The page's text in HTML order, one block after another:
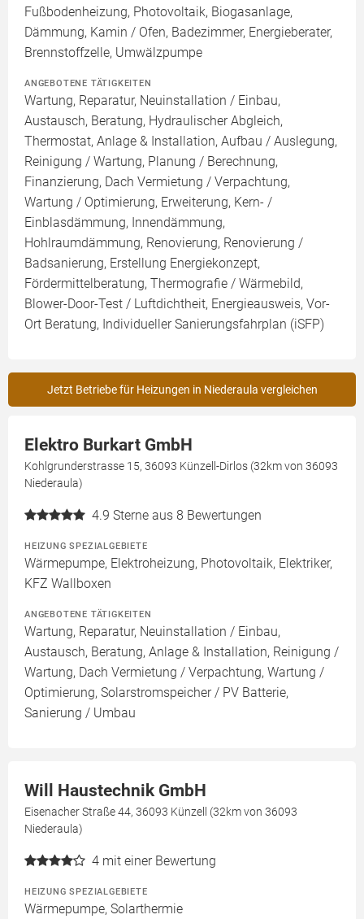
Fußbodenheizung, Photovoltaik, Biogasanlage,
Dämmung, Kamin / Ofen, Badezimmer, Energieberater,
Brennstoffzelle, Umwälzpumpe
ANGEBOTENE TÄTIGKEITEN
Wartung, Reparatur, Neuinstallation / Einbau,
Austausch, Beratung, Hydraulischer Abgleich,
Thermostat, Anlage & Installation, Aufbau / Auslegung,
Reinigung / Wartung, Planung / Berechnung,
Finanzierung, Dach Vermietung / Verpachtung,
Wartung / Optimierung, Erweiterung, Kern- /
Einblasdämmung, Innendämmung,
Hohlraumdämmung, Renovierung, Renovierung /
Badsanierung, Erstellung Energiekonzept,
Fördermittelberatung, Thermografie / Wärmebild,
Blower-Door-Test / Luftdichtheit, Energieausweis, Vor-
Ort Beratung, Individueller Sanierungsfahrplan (iSFP)
Jetzt Betriebe für Heizungen in Niederaula vergleichen
Elektro Burkart GmbH
Kohlgrunderstrasse 15, 36093 Künzell-Dirlos (32km von 36093
Niederaula)
4.9 Sterne aus 8 Bewertungen
HEIZUNG SPEZIALGEBIETE
Wärmepumpe, Elektroheizung, Photovoltaik, Elektriker,
KFZ Wallboxen
ANGEBOTENE TÄTIGKEITEN
Wartung, Reparatur, Neuinstallation / Einbau,
Austausch, Beratung, Anlage & Installation, Reinigung /
Wartung, Dach Vermietung / Verpachtung, Wartung /
Optimierung, Solarstromspeicher / PV Batterie,
Sanierung / Umbau
Will Haustechnik GmbH
Eisenacher Straße 44, 36093 Künzell (32km von 36093
Niederaula)
4 mit einer Bewertung
HEIZUNG SPEZIALGEBIETE
Wärmepumpe, Solarthermie